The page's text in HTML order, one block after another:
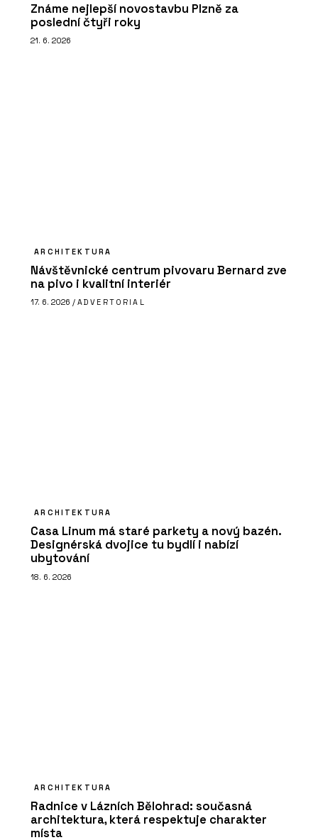
Známe nejlepší novostavbu Plzně za
poslední čtyři roky
21. 6. 2026
ARCHITEKTURA
Návštěvnické centrum pivovaru Bernard zve
na pivo i kvalitní interiér
17. 6. 2026 / ADVERTORIAL
ARCHITEKTURA
Casa Linum má staré parkety a nový bazén.
Designérská dvojice tu bydlí i nabízí
ubytování
18. 6. 2026
ARCHITEKTURA
Radnice v Lázních Bělohrad: současná
architektura, která respektuje charakter
místa